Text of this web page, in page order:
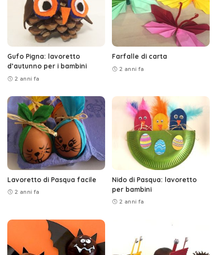
Gufo Pigna: lavoretto
d’autunno per i bambini
2 anni fa
Farfalle di carta
2 anni fa
Lavoretto di Pasqua facile
2 anni fa
Nido di Pasqua: lavoretto
per bambini
2 anni fa